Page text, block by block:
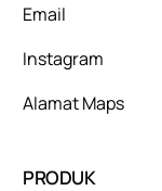
Email
Instagram
Alamat Maps
PRODUK